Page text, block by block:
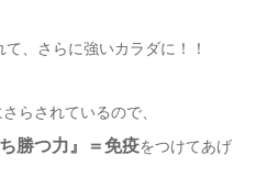
て、さらに強いカラダに！！
らされているので、
勝つ力』＝免疫をつけてあげ